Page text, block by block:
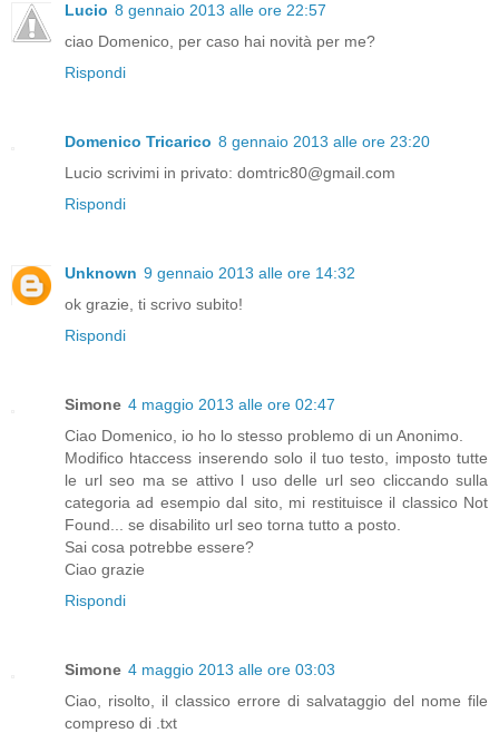
Lucio 8 gennaio 2013 alle ore 22:57
ciao Domenico, per caso hai novità per me?
Rispondi
Domenico Tricarico 8 gennaio 2013 alle ore 23:20
Lucio scrivimi in privato: domtric80@gmail.com
Rispondi
Unknown 9 gennaio 2013 alle ore 14:32
ok grazie, ti scrivo subito!
Rispondi
Simone 4 maggio 2013 alle ore 02:47
Ciao Domenico, io ho lo stesso problemo di un Anonimo.
Modifico htaccess inserendo solo il tuo testo, imposto tutte
le url seo ma se attivo l uso delle url seo cliccando sulla
categoria ad esempio dal sito, mi restituisce il classico Not
Found... se disabilito url seo torna tutto a posto.
Sai cosa potrebbe essere?
Ciao grazie
Rispondi
Simone 4 maggio 2013 alle ore 03:03
Ciao, risolto, il classico errore di salvataggio del nome file
compreso di .txt